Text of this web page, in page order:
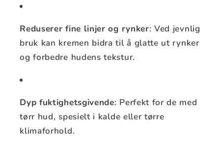
Reduserer fine linjer og rynker: Ved jevnlig
bruk kan kremen bidra til å glatte ut rynker
og forbedre hudens tekstur.
Dyp fuktighetsgivende: Perfekt for de med
tørr hud, spesielt i kalde eller tørre
klimaforhold.